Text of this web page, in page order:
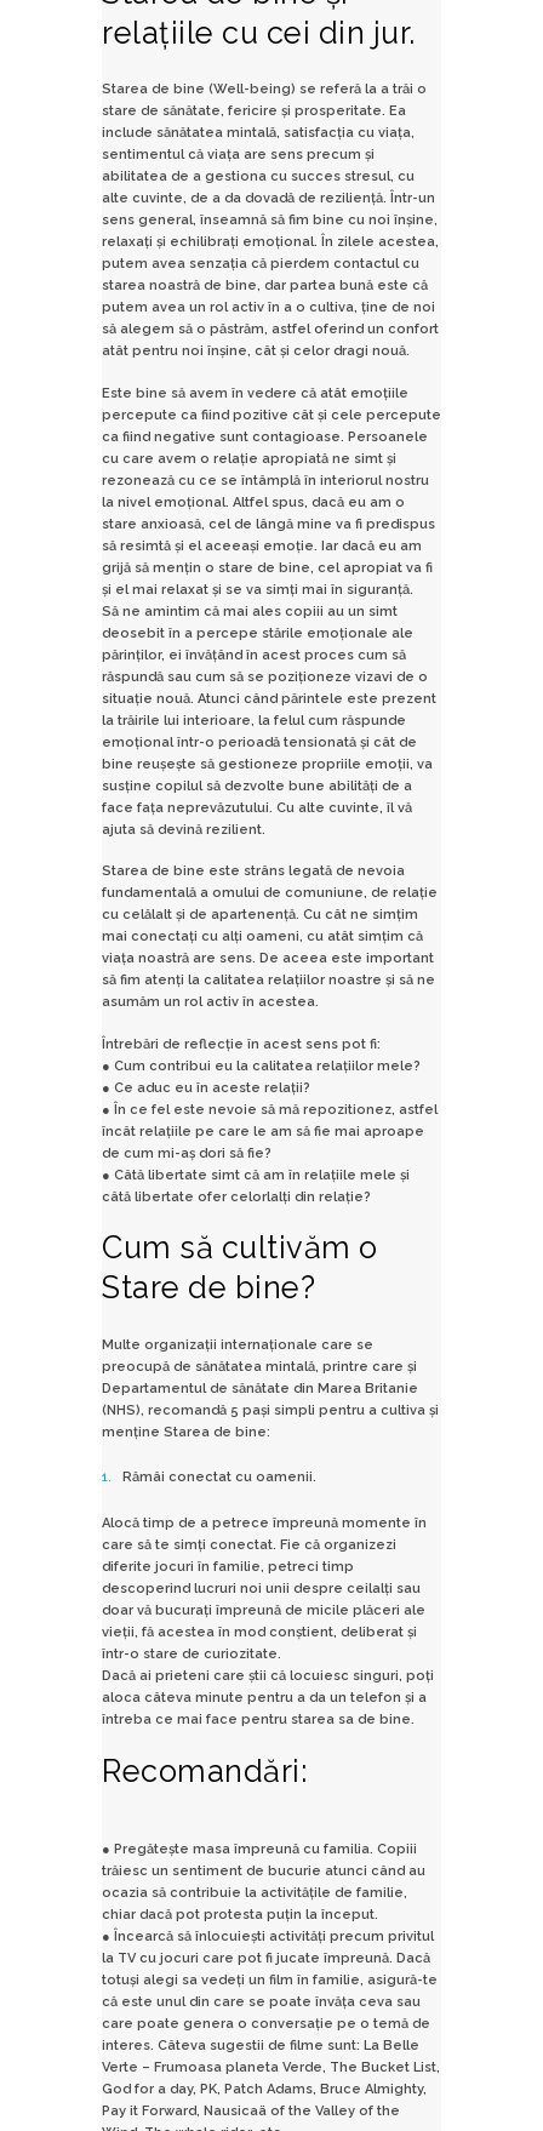
relațiile cu cei din jur.
Starea de bine (Well-being) se referă la a trăi o
stare de sănătate, fericire și prosperitate. Ea
include sănătatea mintală, satisfacția cu viața,
sentimentul că viața are sens precum și
abilitatea de a gestiona cu succes stresul, cu
alte cuvinte, de a da dovadă de reziliență. Într-un
sens general, înseamnă să fim bine cu noi înșine,
relaxați și echilibrați emoțional. În zilele acestea,
putem avea senzația că pierdem contactul cu
starea noastră de bine, dar partea bună este că
putem avea un rol activ în a o cultiva, ține de noi
să alegem să o păstrăm, astfel oferind un confort
atât pentru noi înșine, cât și celor dragi nouă.
Este bine să avem în vedere că atât emoțiile
percepute ca fiind pozitive cât și cele percepute
ca fiind negative sunt contagioase. Persoanele
cu care avem o relație apropiată ne simt și
rezonează cu ce se întâmplă în interiorul nostru
la nivel emoțional. Altfel spus, dacă eu am o
stare anxioasă, cel de lângă mine va fi predispus
să resimtă și el aceeași emoție. Iar dacă eu am
grijă să mențin o stare de bine, cel apropiat va fi
și el mai relaxat și se va simți mai în siguranță.
Să ne amintim că mai ales copiii au un simt
deosebit în a percepe stările emoționale ale
părinților, ei învățând în acest proces cum să
răspundă sau cum să se poziționeze vizavi de o
situație nouă. Atunci când părintele este prezent
la trăirile lui interioare, la felul cum răspunde
emoțional într-o perioadă tensionată și cât de
bine reușește să gestioneze propriile emoții, va
susține copilul să dezvolte bune abilități de a
face fața neprevăzutului. Cu alte cuvinte, îl vă
ajuta să devină rezilient.
Starea de bine este strâns legată de nevoia
fundamentală a omului de comuniune, de relație
cu celălalt și de apartenență. Cu cât ne simțim
mai conectați cu alți oameni, cu atât simțim că
viața noastră are sens. De aceea este important
să fim atenți la calitatea relațiilor noastre și să ne
asumăm un rol activ în acestea.
Întrebări de reflecție în acest sens pot fi:
● Cum contribui eu la calitatea relațiilor mele?
● Ce aduc eu în aceste relații?
● În ce fel este nevoie să mă repozitionez, astfel
încât relațiile pe care le am să fie mai aproape
de cum mi-aș dori să fie?
● Câtă libertate simt că am în relațiile mele și
câtă libertate ofer celorlalți din relație?
Cum să cultivăm o
Stare de bine?
Multe organizații internaționale care se
preocupă de sănătatea mintală, printre care și
Departamentul de sănătate din Marea Britanie
(NHS), recomandă 5 pași simpli pentru a cultiva și
menține Starea de bine:
Rămâi conectat cu oamenii.
Alocă timp de a petrece împreună momente în
care să te simți conectat. Fie că organizezi
diferite jocuri în familie, petreci timp
descoperind lucruri noi unii despre ceilalți sau
doar vă bucurați împreună de micile plăceri ale
vieții, fă acestea în mod conștient, deliberat și
într-o stare de curiozitate.
Dacă ai prieteni care știi că locuiesc singuri, poți
aloca câteva minute pentru a da un telefon și a
întreba ce mai face pentru starea sa de bine.
Recomandări:
● Pregătește masa împreună cu familia. Copiii
trăiesc un sentiment de bucurie atunci când au
ocazia să contribuie la activitățile de familie,
chiar dacă pot protesta puțin la început.
● Încearcă să înlocuiești activități precum privitul
la TV cu jocuri care pot fi jucate împreună. Dacă
totuși alegi sa vedeți un film în familie, asigură-te
că este unul din care se poate învăța ceva sau
care poate genera o conversație pe o temă de
interes. Câteva sugestii de filme sunt: La Belle
Verte – Frumoasa planeta Verde, The Bucket List,
God for a day, PK, Patch Adams, Bruce Almighty,
Pay it Forward, Nausicaä of the Valley of the